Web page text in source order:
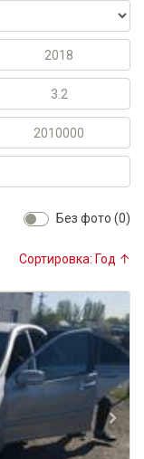
Без фото (0)
Сортировка: Год ↑